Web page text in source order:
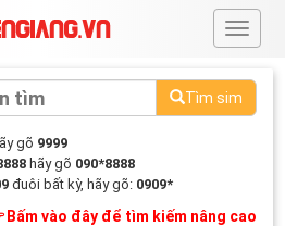
#
Tìm sim
gõ 9999
hãy gõ 090*8888
đuôi bất kỳ, hãy gõ: 0909*
Bấm vào đây để tìm kiếm nâng cao